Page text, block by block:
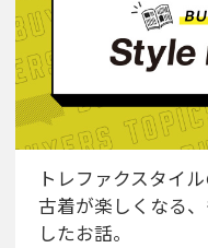
トレファクスタイ
古着が楽しくなる
したお話。